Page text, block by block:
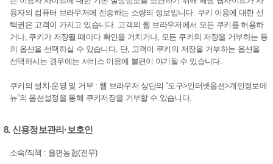
용자의 컴퓨터 브라우저에 전송하는 소량의 정보입니다. 쿠키 이용에 대한 선
택권은 고객이 가지고 있습니다. 고객의 웹 브라우저에서 모든 쿠키를 허용하
거나, 쿠키가 저장될 때마다 확인을 거치거나, 모든 쿠키의 저장을 거부하는 등
의 옵션을 선택하실 수 있습니다. 단, 고객이 쿠키의 저장을 거부하는 옵션을
선택하시는 경우에는 서비스 이용에 불편이 야기될 수 있습니다.
쿠키의 설치·운영 및 거부 : 웹 브라우저 상단의 “도구>인터넷옵션>개인정보메
뉴”의 옵션설정을 통해 쿠키저장을 거부할 수 있습니다.
8. 신용정보관리·보호인
소속/직책 : 율면농협(전무)